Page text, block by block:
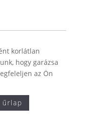
korlátlan
hogy garázsa
az Ön
űrlap